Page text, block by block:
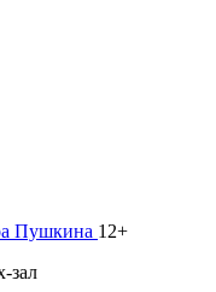
Пушкина 12+
зал